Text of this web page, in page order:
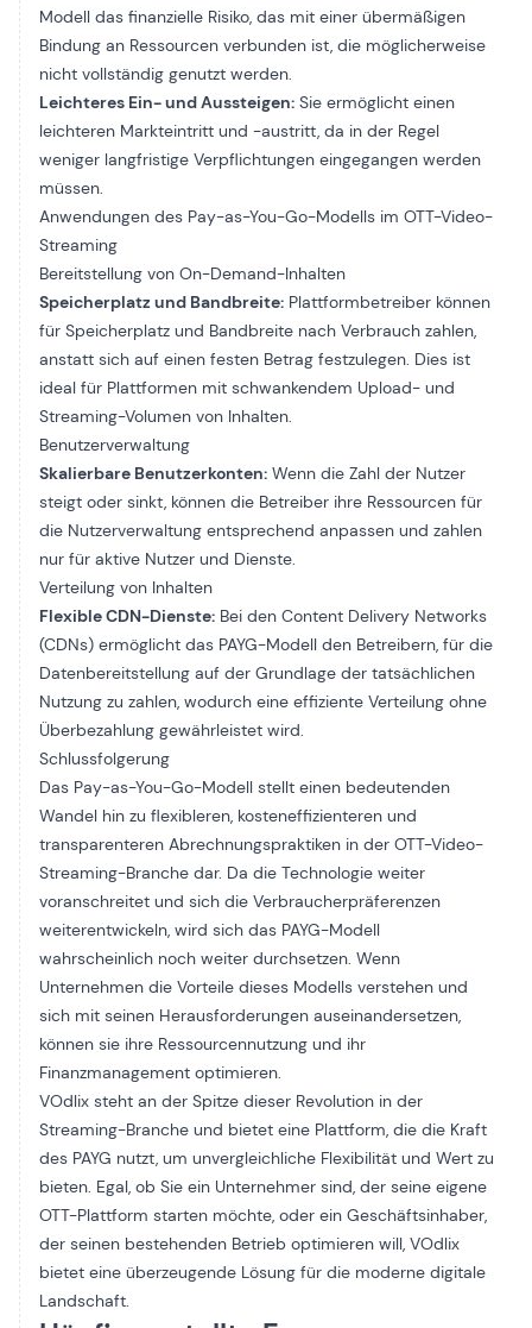
Modell das finanzielle Risiko, das mit einer übermäßigen
Bindung an Ressourcen verbunden ist, die möglicherweise
nicht vollständig genutzt werden.
Leichteres Ein- und Aussteigen: Sie ermöglicht einen
leichteren Markteintritt und -austritt, da in der Regel
weniger langfristige Verpflichtungen eingegangen werden
müssen.
Anwendungen des Pay-as-You-Go-Modells im OTT-Video-
Streaming
Bereitstellung von On-Demand-Inhalten
Speicherplatz und Bandbreite: Plattformbetreiber können
für Speicherplatz und Bandbreite nach Verbrauch zahlen,
anstatt sich auf einen festen Betrag festzulegen. Dies ist
ideal für Plattformen mit schwankendem Upload- und
Streaming-Volumen von Inhalten.
Benutzerverwaltung
Skalierbare Benutzerkonten: Wenn die Zahl der Nutzer
steigt oder sinkt, können die Betreiber ihre Ressourcen für
die Nutzerverwaltung entsprechend anpassen und zahlen
nur für aktive Nutzer und Dienste.
Verteilung von Inhalten
Flexible CDN-Dienste: Bei den Content Delivery Networks
(CDNs) ermöglicht das PAYG-Modell den Betreibern, für die
Datenbereitstellung auf der Grundlage der tatsächlichen
Nutzung zu zahlen, wodurch eine effiziente Verteilung ohne
Überbezahlung gewährleistet wird.
Schlussfolgerung
Das Pay-as-You-Go-Modell stellt einen bedeutenden
Wandel hin zu flexibleren, kosteneffizienteren und
transparenteren Abrechnungspraktiken in der OTT-Video-
Streaming-Branche dar. Da die Technologie weiter
voranschreitet und sich die Verbraucherpräferenzen
weiterentwickeln, wird sich das PAYG-Modell
wahrscheinlich noch weiter durchsetzen. Wenn
Unternehmen die Vorteile dieses Modells verstehen und
sich mit seinen Herausforderungen auseinandersetzen,
können sie ihre Ressourcennutzung und ihr
Finanzmanagement optimieren.
VOdlix steht an der Spitze dieser Revolution in der
Streaming-Branche und bietet eine Plattform, die die Kraft
des PAYG nutzt, um unvergleichliche Flexibilität und Wert zu
bieten. Egal, ob Sie ein Unternehmer sind, der seine eigene
OTT-Plattform starten möchte, oder ein Geschäftsinhaber,
der seinen bestehenden Betrieb optimieren will, VOdlix
bietet eine überzeugende Lösung für die moderne digitale
Landschaft.